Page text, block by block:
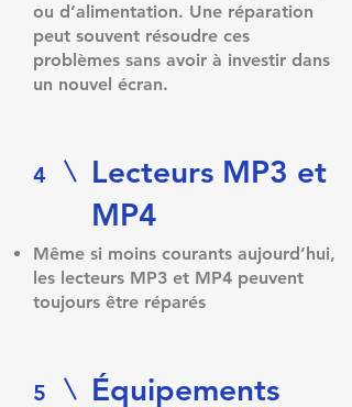
ou d’alimentation. Une réparation
peut souvent résoudre ces
problèmes sans avoir à investir dans
un nouvel écran.
4
Lecteurs MP3 et
MP4
Même si moins courants aujourd’hui,
les lecteurs MP3 et MP4 peuvent
toujours être réparés
5 Équipements